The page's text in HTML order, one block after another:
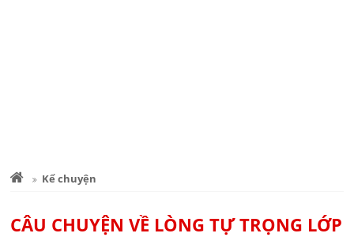
Kể chuyện
CÂU CHUYỆN VỀ LÒNG TỰ TRỌNG LỚP